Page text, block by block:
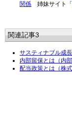
関係 姉妹サイト「
関連記事3
サスティナブル成
内部留保とは（内
配当政策とは（株